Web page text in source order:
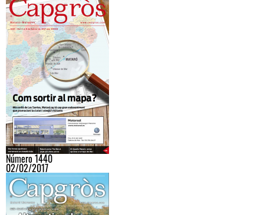
Número 1440
02/02/2017